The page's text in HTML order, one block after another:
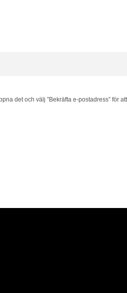
det och välj ”Bekräfta e-postadress” för att